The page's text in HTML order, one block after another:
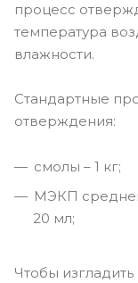
процесс
температура
влажности.
Стандартные
отверждения:
смолы – 1 кг;
МЭКП
20 мл;
Чтобы